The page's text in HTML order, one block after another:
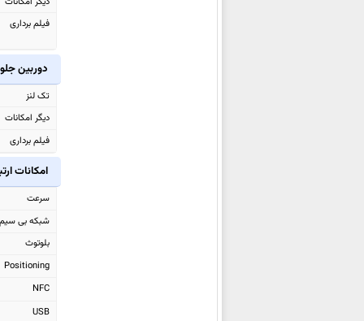
فیلم برداری
دوربین
تک لنز
دیگر امکانات
فیلم برداری
امکانات
سرعت
شبکه بی سیم
بلوتوث
Positioning
NFC
USB